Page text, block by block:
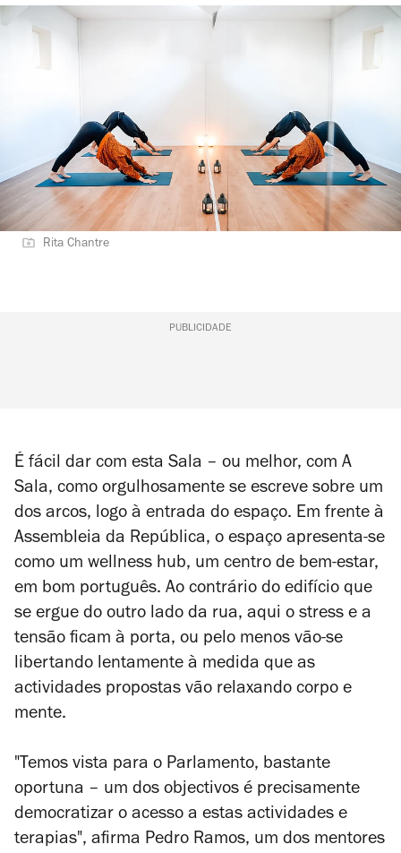
Rita Chantre
PUBLICIDADE
É fácil dar com esta Sala – ou melhor, com A
Sala, como orgulhosamente se escreve sobre um
dos arcos, logo à entrada do espaço. Em frente à
Assembleia da República, o espaço apresenta-se
como um wellness hub, um centro de bem-estar,
em bom português. Ao contrário do edifício que
se ergue do outro lado da rua, aqui o stress e a
tensão ficam à porta, ou pelo menos vão-se
libertando lentamente à medida que as
actividades propostas vão relaxando corpo e
mente.
"Temos vista para o Parlamento, bastante
oportuna – um dos objectivos é precisamente
democratizar o acesso a estas actividades e
terapias", afirma Pedro Ramos, um dos mentores